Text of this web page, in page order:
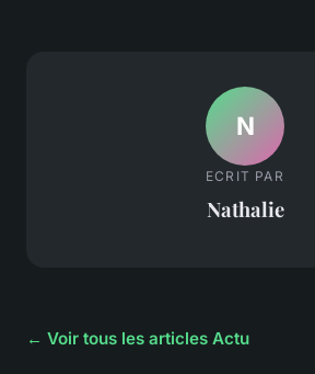
N
ECRIT PAR
Nathalie
← Voir tous les articles Actu